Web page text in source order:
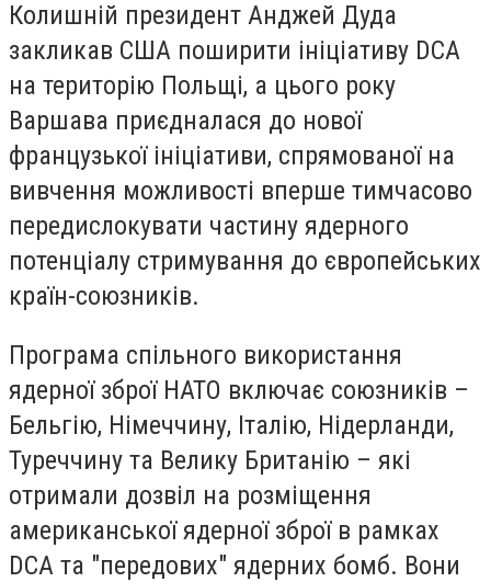
Колишній президент Анджей Дуда
закликав США поширити ініціативу DCA
на територію Польщі, а цього року
Варшава приєдналася до нової
французької ініціативи, спрямованої на
вивчення можливості вперше тимчасово
передислокувати частину ядерного
потенціалу стримування до європейських
країн-союзників.
Програма спільного використання
ядерної зброї НАТО включає союзників –
Бельгію, Німеччину, Італію, Нідерланди,
Туреччину та Велику Британію – які
отримали дозвіл на розміщення
американської ядерної зброї в рамках
DCA та "передових" ядерних бомб. Вони